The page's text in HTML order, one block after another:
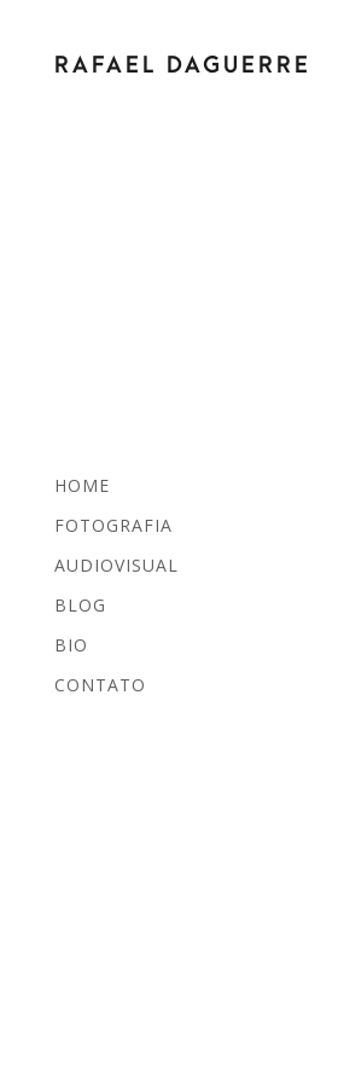
RAFAEL DAGUERRE
HOME
FOTOGRAFIA
AUDIOVISUAL
BLOG
BIO
CONTATO